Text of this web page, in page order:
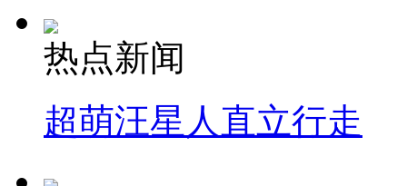
热点新闻
超萌汪星人直立行走